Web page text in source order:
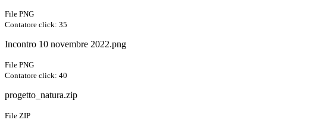
File PNG
Contatore click: 35
Incontro 10 novembre 2022.png
File PNG
Contatore click: 40
progetto_natura.zip
File ZIP